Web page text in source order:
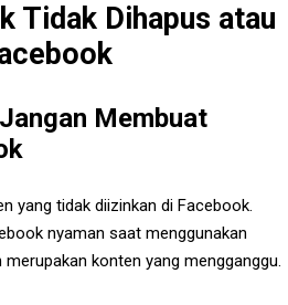
Tidak Dihapus atau
Membuat
yang tidak diizinkan di Facebook.
nyaman saat menggunakan
konten yang mengganggu.